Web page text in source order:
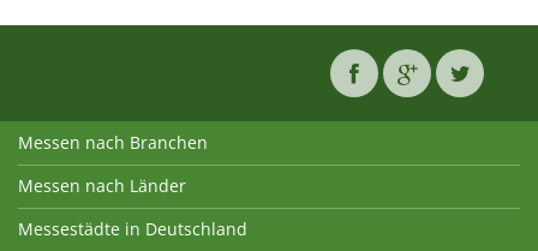
Messen nach Branchen
Messen nach Länder
Messestädte in Deutschland